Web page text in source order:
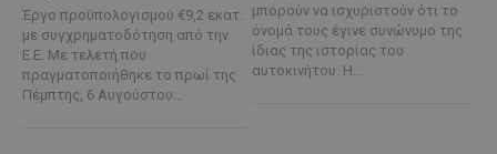
Έργο προϋπολογισμού €9,2 εκατ.
με συγχρηματοδότηση από την
Ε.Ε. Με τελετή που
πραγματοποιήθηκε το πρωί της
Πέμπτης, 6 Αυγούστου...
μπορούν να ισχυριστούν ότι το
όνομά τους έγινε συνώνυμο της
ίδιας της ιστορίας του
αυτοκινήτου. Η...